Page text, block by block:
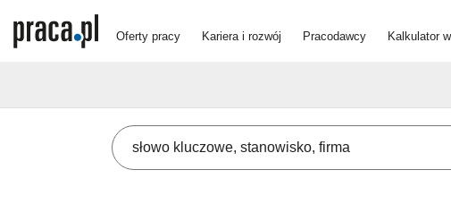
Oferty pracy Kariera i rozwój Pracodawcy Kalkulator